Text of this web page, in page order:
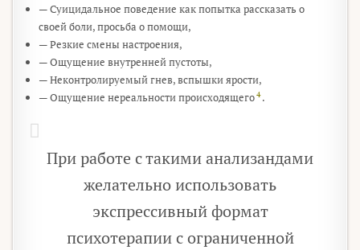
— Суицидальное поведение как попытка рассказать о
своей боли, просьба о помощи,
— Резкие смены настроения,
— Ощущение внутренней пустоты,
— Неконтролируемый гнев, вспышки ярости,
— Ощущение нереальности происходящего4 .
При работе с такими анализандами
желательно использовать
экспрессивный формат
психотерапии с ограниченной